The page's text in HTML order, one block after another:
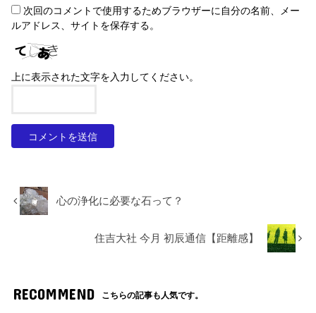
次回のコメントで使用するためブラウザーに自分の名前、メー
ルアドレス、サイトを保存する。
上に表示された文字を入力してください。
心の浄化に必要な石って？
住吉大社 今月 初辰通信【距離感】
RECOMMEND こちらの記事も人気です。